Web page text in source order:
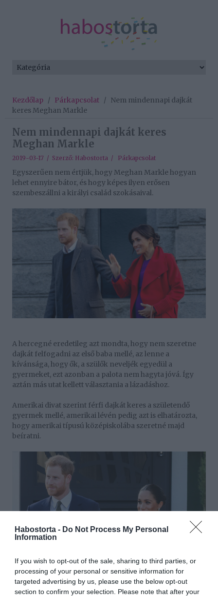
Habostorta - Do Not Process My Personal
Information
If you wish to opt-out of the sale, sharing to third parties, or
processing of your personal or sensitive information for
targeted advertising by us, please use the below opt-out
section to confirm your selection. Please note that after your
Kezdőlap / Párkapcsolat / Nem mindennapi dajkát
keres Meghan Markle
Nem mindennapi dajkát keres
Meghan Markle
2019-03-17 / Szerző: Habostorta / Párkapcsolat
Egyszerűen nem értjük, hogy Meghan Markle hogyan
lehet ennyire bátor, és hogy képes ilyen erősen
szembeszállni a királyi család szokásaival.
A hercegné eredetileg azt mondta, hogy nem szeretne
dajkát felfogadni az első baba mellé, az lenne a
kívánsága, hogy ők, a szülők neveljék egyedül a
gyermeket, ezt azonban a palota nem hagyta jóvá. Így
aztán más utat kellett választania a lázadáshoz.
Amerikai divat szerint férfi dajkát keres a születendő
gyermek mellé, amerikai lévén pedig azt is elhatározta,
hogy amerikai típusú középiskolába szeretné majd
beíratni.